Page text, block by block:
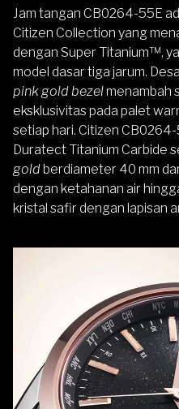
Jam tangan CB0264-55E
Citizen Collection yang
dengan Super Titanium™,
model dasar tiga jarum.
pink gold bezelmenambah
eksklusivitas pada palet
setiap hari. Citizen
Duratect Titanium Carbide
goldberdiameter 40 mm
dengan ketahanan air
kristal safir dengan lapisan